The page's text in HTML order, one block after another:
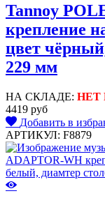
Tannoy
крепление
цвет
229 мм
НА СКЛАДЕ: НЕТ
4419 руб
Добавить в
АРТИКУЛ: F8879